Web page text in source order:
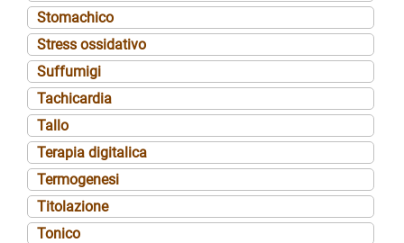
Stomachico
Stress ossidativo
Suffumigi
Tachicardia
Tallo
Terapia digitalica
Termogenesi
Titolazione
Tonico